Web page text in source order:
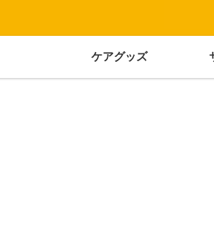
ケアグッズ